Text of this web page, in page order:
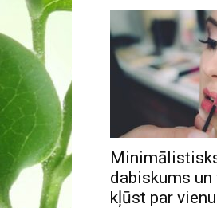
dabiskums
kļūst par